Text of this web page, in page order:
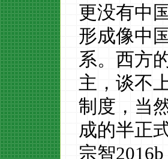
更没有中
形成像中
系。西方
主，谈不
制度，当
成的半正
宗智2016b